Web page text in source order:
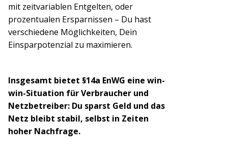
mit zeitvariablen Entgelten, oder
prozentualen Ersparnissen – Du hast
verschiedene Möglichkeiten, Dein
Einsparpotenzial zu maximieren.
Insgesamt bietet §14a EnWG eine win-
win-Situation für Verbraucher und
Netzbetreiber: Du sparst Geld und das
Netz bleibt stabil, selbst in Zeiten
hoher Nachfrage.